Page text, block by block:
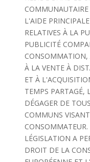
L'AIDE
RELATIVES À LA
PUBLICITÉ
CONSOMMATION,
À LA VENTE À
ET À
TEMPS PARTAGÉ,
DÉGAGER DE
COMMUNS
LÉGISLATION A
DROIT DE LA